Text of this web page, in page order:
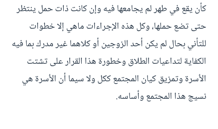
كأن يقع في طهر لم يجامعها فيه وإن كانت ذات حمل ينتظر
حتى تضع حملها، وكل هذه الإجراءات ماهي إلا خطوات
للتأني بحال لم يكن أحد الزوجين أو كلاهما غير مدرك بما فيه
الكفاية لتداعيات الطلاق وخطورة هذا القرار على تشتت
الأسرة وتمزيق كيان المجتمع ككل ولا سيما أن الأسرة هي
نسيج هذا المجتمع وأساسه.